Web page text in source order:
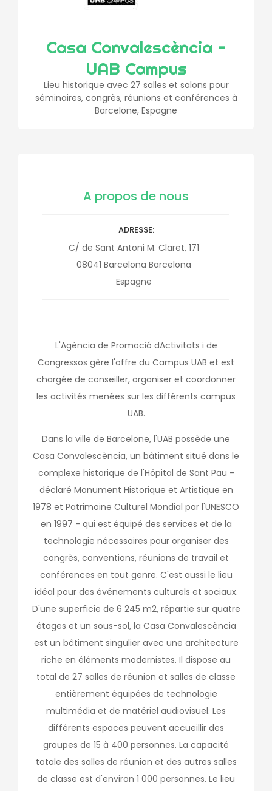
Casa Convalescència -
UAB Campus
Lieu historique avec 27 salles et salons pour
séminaires, congrès, réunions et conférences à
Barcelone, Espagne
A propos de nous
ADRESSE
C/ de Sant Antoni M. Claret, 171
08041 Barcelona Barcelona
Espagne
L'Agència de Promoció dActivitats i de
Congressos gère l'offre du Campus UAB et est
chargée de conseiller, organiser et coordonner
les activités menées sur les différents campus
UAB.
Dans la ville de Barcelone, l'UAB possède une
Casa Convalescència, un bâtiment situé dans le
complexe historique de l'Hôpital de Sant Pau -
déclaré Monument Historique et Artistique en
1978 et Patrimoine Culturel Mondial par l'UNESCO
en 1997 - qui est équipé des services et de la
technologie nécessaires pour organiser des
congrès, conventions, réunions de travail et
conférences en tout genre. C'est aussi le lieu
idéal pour des événements culturels et sociaux.
D'une superficie de 6 245 m2, répartie sur quatre
étages et un sous-sol, la Casa Convalescència
est un bâtiment singulier avec une architecture
riche en éléments modernistes. Il dispose au
total de 27 salles de réunion et salles de classe
entièrement équipées de technologie
multimédia et de matériel audiovisuel. Les
différents espaces peuvent accueillir des
groupes de 15 à 400 personnes. La capacité
totale des salles de réunion et des autres salles
de classe est d'environ 1 000 personnes. Le lieu